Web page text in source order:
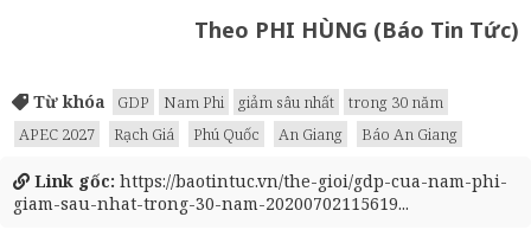
Theo PHI HÙNG (Báo Tin Tức)
Từ khóa GDP Nam Phi giảm sâu nhất
trong 30 năm
APEC 2027
Rạch Giá Phú Quốc An Giang Báo An Giang
Link gốc: https://baotintuc.vn/the-gioi/gdp-cua-nam-phi-
giam-sau-nhat-trong-30-nam-20200702115619...